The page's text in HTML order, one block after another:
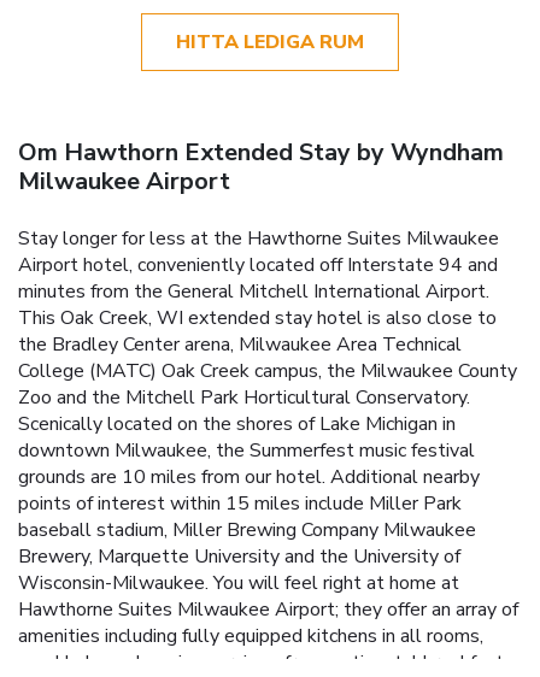
HITTA LEDIGA RUM
Om Hawthorn Extended Stay by Wyndham
Milwaukee Airport
Stay longer for less at the Hawthorne Suites Milwaukee
Airport hotel, conveniently located off Interstate 94 and
minutes from the General Mitchell International Airport.
This Oak Creek, WI extended stay hotel is also close to
the Bradley Center arena, Milwaukee Area Technical
College (MATC) Oak Creek campus, the Milwaukee County
Zoo and the Mitchell Park Horticultural Conservatory.
Scenically located on the shores of Lake Michigan in
downtown Milwaukee, the Summerfest music festival
grounds are 10 miles from our hotel. Additional nearby
points of interest within 15 miles include Miller Park
baseball stadium, Miller Brewing Company Milwaukee
Brewery, Marquette University and the University of
Wisconsin-Milwaukee. You will feel right at home at
Hawthorne Suites Milwaukee Airport; they offer an array of
amenities including fully equipped kitchens in all rooms,
weekly housekeeping services, free continental breakfast,